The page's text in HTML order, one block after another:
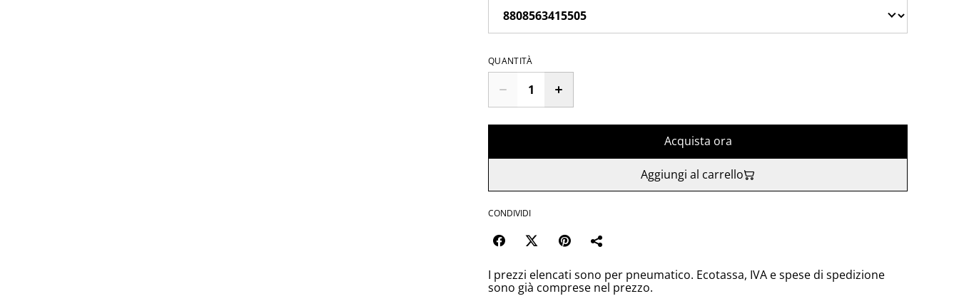
QUANTITÀ
Acquista ora
Aggiungi al carrello
CONDIVIDI
I prezzi elencati sono per pneumatico. Ecotassa, IVA e spese di spedizione
sono già comprese nel prezzo.